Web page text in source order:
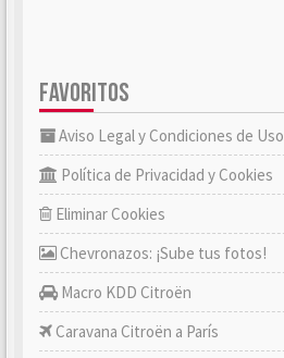
FAVORITOS
Aviso Legal y Condiciones de Uso
Política de Privacidad y Cookies
Eliminar Cookies
Chevronazos: ¡Sube tus fotos!
Macro KDD Citroën
Caravana Citroën a París